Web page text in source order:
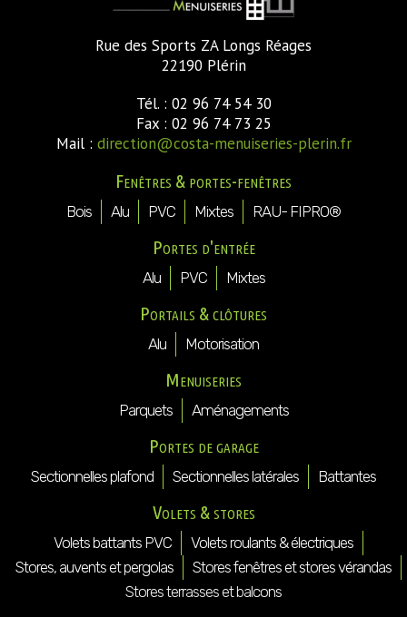
Rue des Sports ZA Longs Réages
22190 Plérin
Tél. : 02 96 74 54 30
Fax : 02 96 74 73 25
Mail : direction@costa-menuiseries-plerin.fr
Fenêtres & portes-fenêtres
Bois Alu PVC Mixtes RAU- FIPRO®
Portes d'entrée
Alu PVC Mixtes
Portails & clôtures
Alu Motorisation
Menuiseries
Parquets Aménagements
Portes de garage
Sectionnelles plafond Sectionnelles latérales Battantes
Volets & stores
Volets battants PVC
Volets roulants & électriques
Stores, auvents et pergolas
Stores fenêtres et stores vérandas
Stores terrasses et balcons